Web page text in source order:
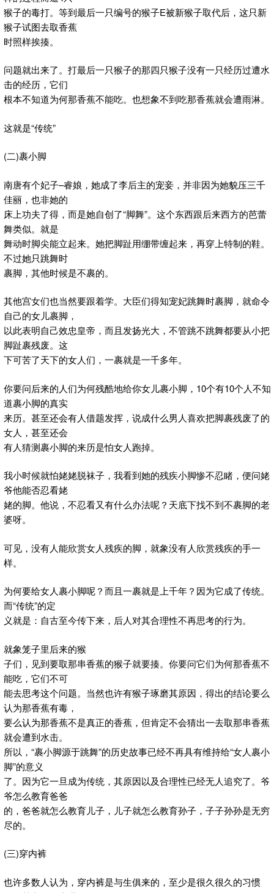
猴子的毒打。等到最后一只编号的猴子E被新猴子取代后，这只新
猴子试图去取香蕉
时照样挨揍。
问题就出来了。打最后一只猴子的那四只猴子没有一只经历过遭水
击的经历，它们
根本不知道为何那香蕉不能吃。也想象不到吃那香蕉就会遭雨淋。
这就是“传统”
(二)裹小脚
南唐有个妃子–睿娘，她成了李后主的宠妾，并非因为她貌压三千
佳丽，也非她的
床上功夫了得，而是她自创了“脚舞”。这个东西跟后来西方的芭蕾
舞类似。就是
舞动时脚尖能立起来。她把脚趾用绷带缠起来，再穿上特制的鞋。
不过她只跳舞时
裹脚，其他时候是不裹的。
其他宫女们也当然要跟着学。大臣们得知宠妃跳舞时裹脚，就命令
自己的女儿裹脚，
以此表明自己效忠皇帝，而且发扬光大，不管跳不跳舞都要从小把
脚趾裹残废。这
下可苦了天下的女人们，一裹就是一千多年。
你要问后来的人们为何残酷地给你女儿裹小脚，10个有10个人不知
道裹小脚的真实
来历。甚至还会有人借题发挥，说成什么男人喜欢把脚裹残废了的
女人，甚至还会
有人猜测裹小脚的来历是怕女人跑掉。
我小时候就怕姥姥脱袜子，我看到她的残疾小脚惨不忍睹，便问姥
爷他能否忍看姥
姥的脚。他说，不忍看又有什么办法呢？天底下找不到不裹脚的老
婆呀。
可见，没有人能欣赏女人残疾的脚，就象没有人欣赏残疾的手一
样。
为何要给女人裹小脚呢？而且一裹就是上千年？因为它成了传统。
而“传统”的定
义就是：自古至今传下来，后人对其合理性不再思考的行为。
就象笼子里后来的猴
子们，见到要取那串香蕉的猴子就要揍。你要问它们为何那香蕉不
能吃，它们不可
能去思考这个问题。当然也许有猴子琢磨其原因，得出的结论要么
认为那香蕉有毒，
要么认为那香蕉不是真正的香蕉，但肯定不会猜出一去取那串香蕉
就会遭到水击。
所以，“裹小脚源于跳舞”的历史故事已经不再具有维持给“女人裹小
脚”的意义
了。因为它一旦成为传统，其原因以及合理性已经无人追究了。爷
爷怎么教育爸爸
的，爸爸就怎么教育儿子，儿子就怎么教育孙子，子子孙孙是无穷
尽的。
(三)穿内裤
也许多数人认为，穿内裤是与生俱来的，至少是很久很久的习惯